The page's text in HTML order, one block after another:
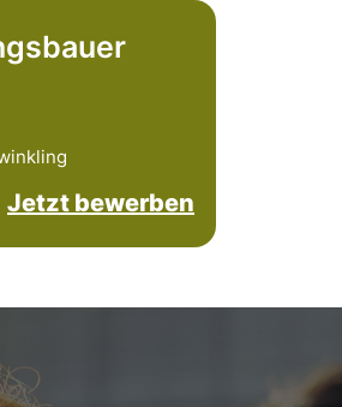
Jetzt bewerben